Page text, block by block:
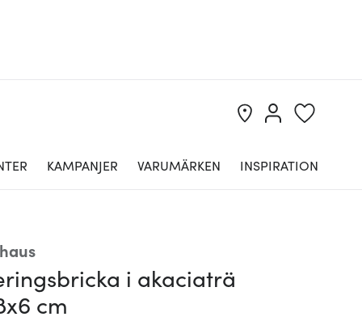
KAMPANJER VARUMÄRKEN INSPIRATION
i akaciaträ
cm